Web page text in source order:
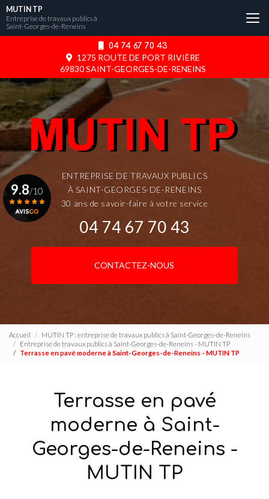
Aller
au
contenu
04 74 67 70 43
1275 ROUTE DE PORT RIVIÈRE
69830 SAINT-GEORGES-DE-RENEINS
MUTIN TP
Entreprise de travaux publics à
Saint-Georges-de-Reneins
ENTREPRISE DE TRAVAUX PUBLICS
À SAINT-GEORGES-DE-RENEINS
30 ans de savoir-faire à votre service
04 74 67 70 43
CONTACTEZ-NOUS
9.8/10
Accueil
MUTIN TP : entreprise de travaux publics à Saint-Georges-de-Reneins
Entreprise de travaux publics à Saint-Georges-de-Reneins - MUTIN TP
Terrasse en pavé moderne à Saint-Georges-de-Reneins - MUTIN TP
Terrasse en pavé
moderne à Saint-
Georges-de-Reneins -
MUTIN TP